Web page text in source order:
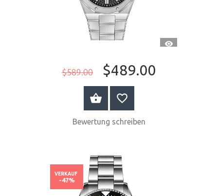
$589.00 $489.00
JETZT KAUFEN
Bewertung schreiben
VERKAUF
-47%